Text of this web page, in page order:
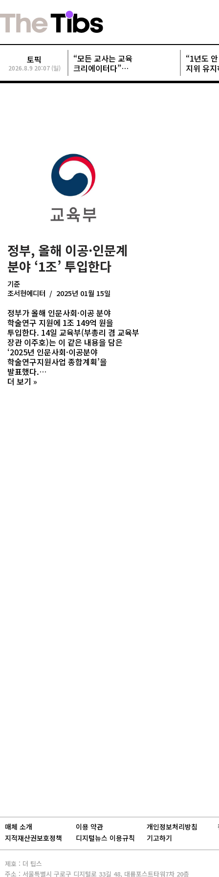
토픽
2026.8.9 20:07 (일)
“모든 교사는 교육
크리에이터다”
“1년도
지위 유
정부, 올해 이공·인문계
분야 ‘1조’ 투입한다
기준
조서현에디터
2025년 01월 15일
정부가 올해 인문사회·이공 분야
학술연구 지원에 1조 149억 원을
투입한다. 14일 교육부(부총리 겸 교육부
장관 이주호)는 이 같은 내용을 담은
‘2025년 인문사회·이공분야
학술연구지원사업 종합계획’을
발표했다.…
더 보기 »
매체 소개 이용 약관 개인정보처리방침
지적재산권보호정책
디지털뉴스 이용규칙 기고하기
제호 : 더 팁스
주소 : 서울특별시 구로구 디지털로 33길 48, 대륭포스트타워7차 20층